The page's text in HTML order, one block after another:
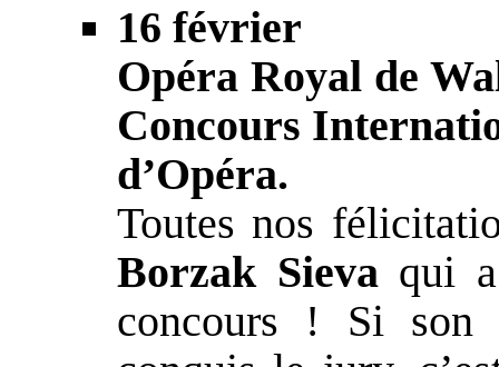
16 février
Opéra Royal de
Concours
d’Opéra.
Toutes nos
Borzak Sievaqui a
concours ! Si